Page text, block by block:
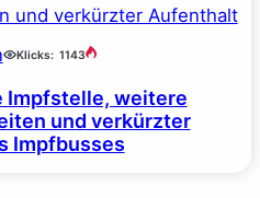
Klicks: 1143
Impfstelle, weitere
und verkürzter
Impfbusses